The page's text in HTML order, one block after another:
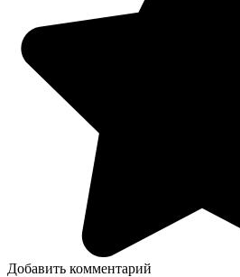
Добавить комментарий